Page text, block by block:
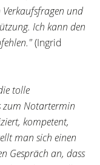
und
Ich kann den
(Ingrid
tolle
zum Notartermin
kompetent,
man sich einen
Gespräch an, dass